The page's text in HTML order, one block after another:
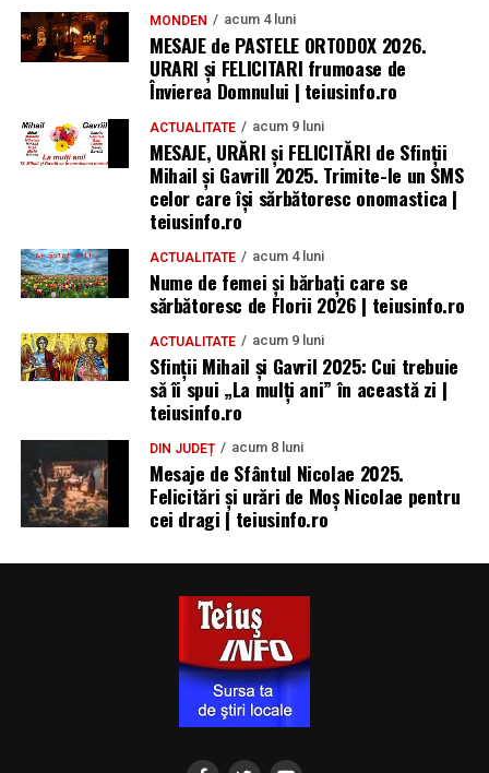
MONDEN acum 4 luni
MESAJE de PASTELE ORTODOX 2026.
URARI și FELICITARI frumoase de
Învierea Domnului | teiusinfo.ro
ACTUALITATE acum 9 luni
MESAJE, URĂRI și FELICITĂRI de Sfinții
Mihail și Gavrill 2025. Trimite-le un SMS
celor care își sărbătoresc onomastica |
teiusinfo.ro
ACTUALITATE acum 4 luni
Nume de femei și bărbați care se
sărbătoresc de Florii 2026 | teiusinfo.ro
ACTUALITATE acum 9 luni
Sfinții Mihail și Gavril 2025: Cui trebuie
să îi spui „La mulţi ani” în această zi |
teiusinfo.ro
DIN JUDEȚ acum 8 luni
Mesaje de Sfântul Nicolae 2025.
Felicitări și urări de Moș Nicolae pentru
cei dragi | teiusinfo.ro